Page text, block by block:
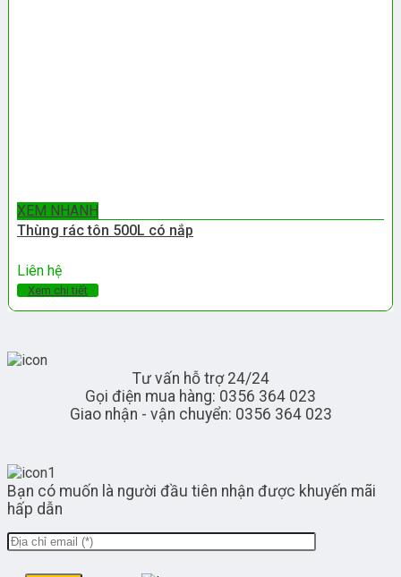
XEM NHANH
Thùng rác tôn 500L có nắp
Liên hệ
Xem chi tiết
Tư vấn hỗ trợ 24/24
Gọi điện mua hàng: 0356 364 023
Giao nhận - vận chuyển: 0356 364 023
Bạn có muốn là người đầu tiên nhận được khuyến mãi
hấp dẫn